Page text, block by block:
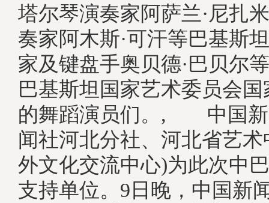
塔尔琴演奏家阿萨兰·尼扎
奏家阿木斯·可汗等巴基斯
家及键盘手奥贝德·巴贝尔
巴基斯坦国家艺术委员会
的舞蹈演员们。, 中国新
闻社河北分社、河北省艺
外文化交流中心)为此次中
支持单位。9日晚，中国新